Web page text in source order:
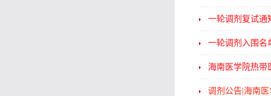
一轮调剂复试通
一轮调剂入围名
海南医学院热带
调剂公告|海南